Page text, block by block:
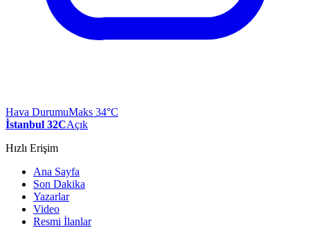
Hava DurumuMaks 34°C
İstanbul 32CAçık
Hızlı Erişim
Ana Sayfa
Son Dakika
Yazarlar
Video
Resmi İlanlar